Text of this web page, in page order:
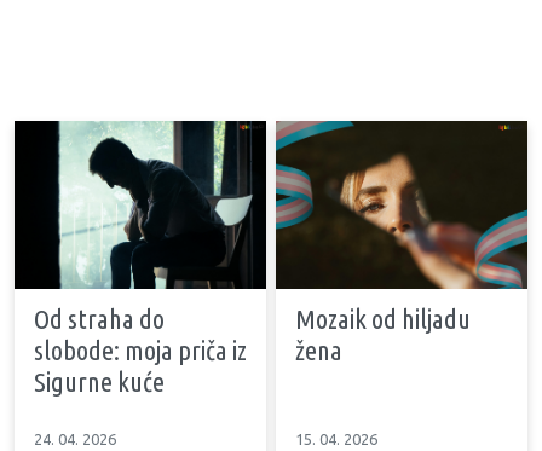
Od straha do
slobode: moja priča iz
Sigurne kuće
24. 04. 2026
Mozaik od hiljadu
žena
15. 04. 2026